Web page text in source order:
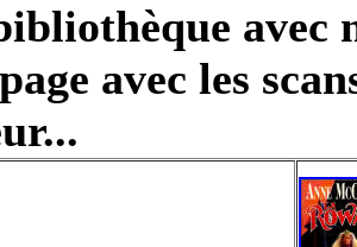
avec
avec les